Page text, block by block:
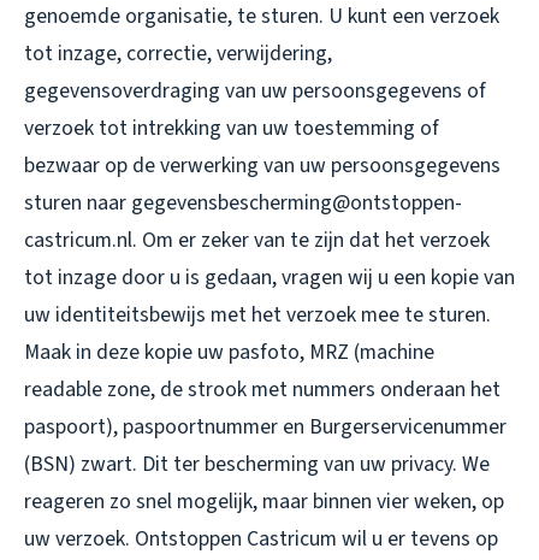
genoemde organisatie, te sturen. U kunt een verzoek
tot inzage, correctie, verwijdering,
gegevensoverdraging van uw persoonsgegevens of
verzoek tot intrekking van uw toestemming of
bezwaar op de verwerking van uw persoonsgegevens
sturen naar gegevensbescherming@ontstoppen-
castricum.nl. Om er zeker van te zijn dat het verzoek
tot inzage door u is gedaan, vragen wij u een kopie van
uw identiteitsbewijs met het verzoek mee te sturen.
Maak in deze kopie uw pasfoto, MRZ (machine
readable zone, de strook met nummers onderaan het
paspoort), paspoortnummer en Burgerservicenummer
(BSN) zwart. Dit ter bescherming van uw privacy. We
reageren zo snel mogelijk, maar binnen vier weken, op
uw verzoek. Ontstoppen Castricum wil u er tevens op